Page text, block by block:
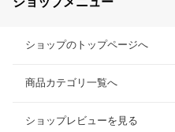
ショップのトップページへ
商品カテゴリ一覧へ
ショップレビューを見る